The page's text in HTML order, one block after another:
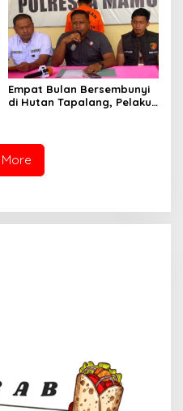
Orang Lain
Empat Bulan Bersembunyi
di Hutan Tapalang, Pelaku